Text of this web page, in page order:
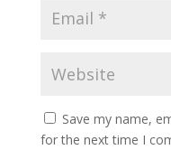
Save my name,
for the next time I